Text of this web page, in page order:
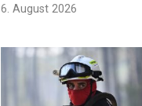
6. August 2026